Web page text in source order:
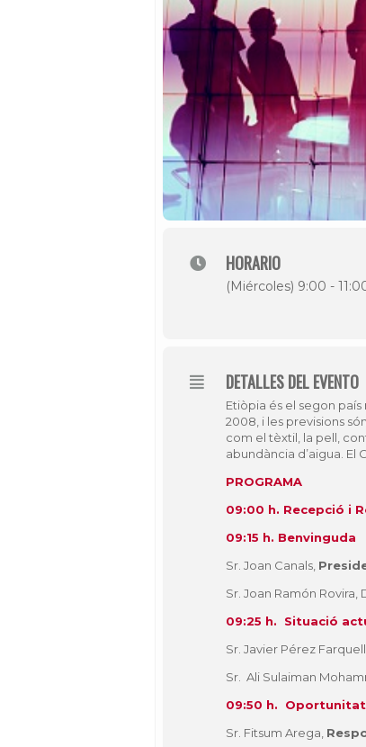
HORARIO
(Miércoles) 9:00 -
DETALLES DEL EVENTO
Etiòpia és el segon
2008, i les previsions
com el tèxtil, la pell,
abundància d’aigua. El
PROGRAMA
09:00 h. Recepció i
09:15 h. Benvinguda
Sr. Joan Canals,
Sr. Joan Ramón Rovira,
09:25 h. Situació
Sr. Javier Pérez Farquell,
Sr. Ali Sulaiman
09:50 h.
Sr. Fitsum Arega,